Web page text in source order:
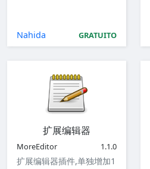
Nahida GRATUITO
扩展编辑器
MoreEditor 1.1.0
扩展编辑器插件,单独增加1